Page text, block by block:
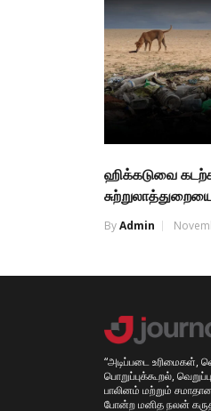
ஹிக்கடுவை
ByAdmin
“அடிப்படை உரிமைகள்,
பொறுப்புக்கூறல்,
பாலினம் மற்றும்
போன்ற மனித நலன்